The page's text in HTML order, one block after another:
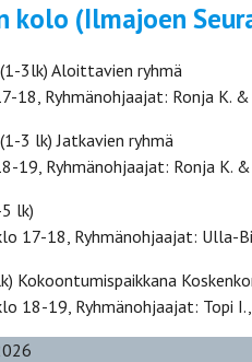
kolo (Ilmajoen
(1-3lk) Aloittavien ryhmä
18, Ryhmänohjaajat: Ronja K. &
(1-3 lk) Jatkavien ryhmä
19, Ryhmänohjaajat: Ronja K. &
lk)
17-18, Ryhmänohjaajat: Ulla-
Kokoontumispaikkana
18-19, Ryhmänohjaajat: Topi